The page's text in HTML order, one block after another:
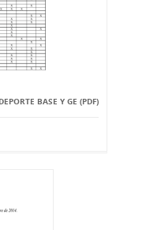
BASE Y GE (PDF)